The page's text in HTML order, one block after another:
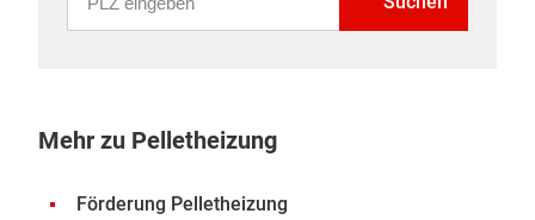
Mehr zu Pelletheizung
Förderung Pelletheizung